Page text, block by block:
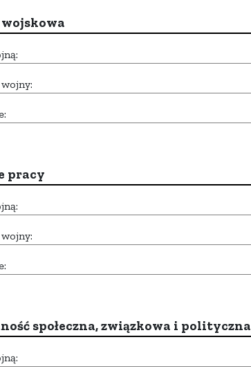
wojskowa
pracy
społeczna, związkowa i polityczna